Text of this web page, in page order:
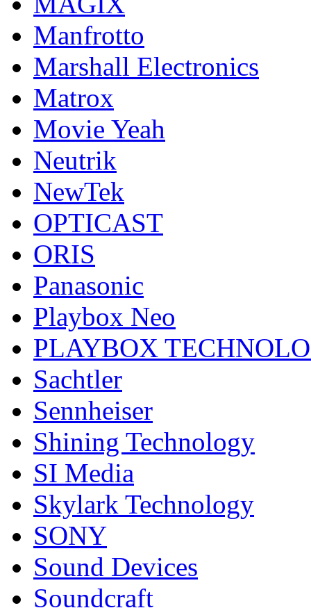
Manfrotto
Marshall Electronics
Matrox
Movie Yeah
Neutrik
NewTek
OPTICAST
ORIS
Panasonic
Playbox Neo
PLAYBOX
Sachtler
Sennheiser
Shining Technology
SI Media
Skylark Technology
SONY
Sound Devices
Soundcraft